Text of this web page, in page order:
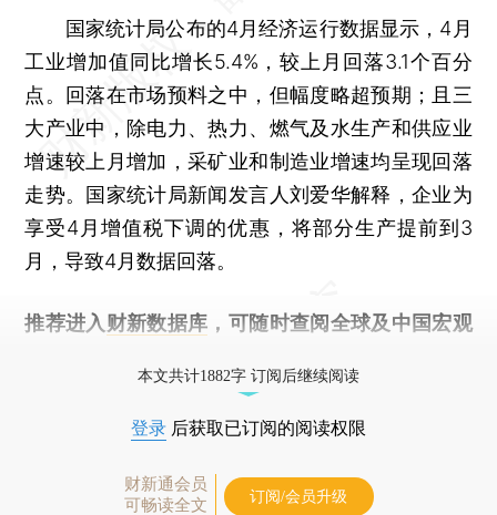
国家统计局公布的4月经济运行数据显示，4月
工业增加值同比增长5.4%，较上月回落3.1个百分
点。回落在市场预料之中，但幅度略超预期；且三
大产业中，除电力、热力、燃气及水生产和供应业
增速较上月增加，采矿业和制造业增速均呈现回落
走势。国家统计局新闻发言人刘爱华解释，企业为
享受4月增值税下调的优惠，将部分生产提前到3
月，导致4月数据回落。
推荐进入 财新数据库 ，可随时查阅全球及中国宏观
本文共计1882字 订阅后继续阅读
登录 后获取已订阅的阅读权限
财新通会员
可畅读全文
订阅/会员升级